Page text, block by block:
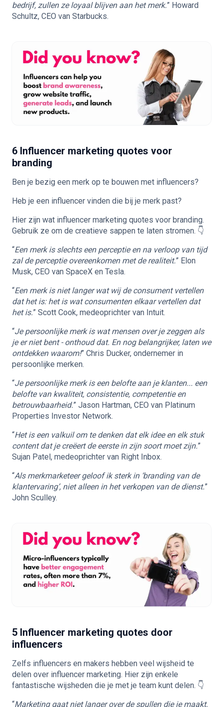
bedrijf, zullen ze loyaal blijven aan het merk.” Howard
Schultz, CEO van Starbucks.
6 Influencer marketing quotes voor
branding
Ben je bezig een merk op te bouwen met influencers?
Heb je een influencer vinden die bij je merk past?
Hier zijn wat influencer marketing quotes voor branding.
Gebruik ze om de creatieve sappen te laten stromen. 👇
“Een merk is slechts een perceptie en na verloop van tijd
zal de perceptie overeenkomen met de realiteit.” Elon
Musk, CEO van SpaceX en Tesla.
“Een merk is niet langer wat wij de consument vertellen
dat het is: het is wat consumenten elkaar vertellen dat
het is.” Scott Cook, medeoprichter van Intuit.
“Je persoonlijke merk is wat mensen over je zeggen als
je er niet bent - onthoud dat. En nog belangrijker, laten we
ontdekken waarom!” Chris Ducker, ondernemer in
persoonlijke merken.
“Je persoonlijke merk is een belofte aan je klanten... een
belofte van kwaliteit, consistentie, competentie en
betrouwbaarheid.” Jason Hartman, CEO van Platinum
Properties Investor Network.
“Het is een valkuil om te denken dat elk idee en elk stuk
content dat je creëert de eerste in zijn soort moet zijn.”
Sujan Patel, medeoprichter van Right Inbox.
“Als merkmarketeer geloof ik sterk in ‘branding van de
klantervaring’, niet alleen in het verkopen van de dienst.”
John Sculley.
5 Influencer marketing quotes door
influencers
Zelfs influencers en makers hebben veel wijsheid te
delen over influencer marketing. Hier zijn enkele
fantastische wijsheden die je met je team kunt delen. 👇
“Marketing gaat niet langer over de spullen die je maakt,